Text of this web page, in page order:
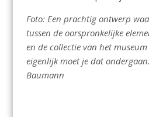
Foto: Een prachtig ontwerp
tussen de oorspronkelijke
en de collectie van het
eigenlijk moet je dat
Baumann